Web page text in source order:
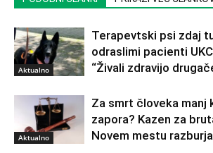
Aktualno
Terapevtski psi zdaj
odraslimi pacienti
“Živali zdravijo
Aktualno
Za smrt človeka manj
zapora? Kazen za
Novem mestu